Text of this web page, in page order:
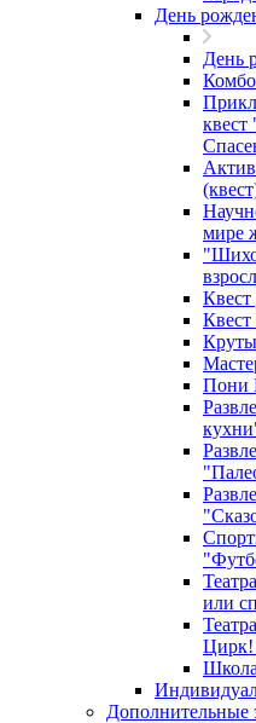
День
День
квест
мире
Квест
Квест
Пони
или
Дополнительные